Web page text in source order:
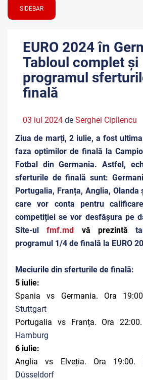
SIDEBAR
EURO 2024 în
Tabloul complet și
programul
finală
03 iul 2024 de Serghei Cipilencu
Ziua de marți, 2 iulie, a fost
faza optimilor de finală la
Fotbal din Germania. Astfel,
sferturile de finală sunt:
Portugalia, Franța, Anglia,
care vor conta pentru
competiției se vor desfășura pe
Site-ulfmf.md vă prezintă
programul 1/4 de finală la EURO
Meciurile din sferturile de finală:
5 iulie:
Spania vs Germania. Ora
Stuttgart
Portugalia vs Franța. Ora 22:00.
Hamburg
6 iulie:
Anglia vs Elveția. Ora 19:00.
Düsseldorf